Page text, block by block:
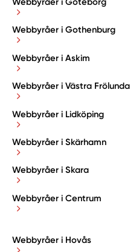
Webbyråer i Gothenburg
Webbyråer i Askim
Webbyråer i Västra Frölunda
Webbyråer i Lidköping
Webbyråer i Skärhamn
Webbyråer i Skara
Webbyråer i Centrum
Webbyråer i Hovås